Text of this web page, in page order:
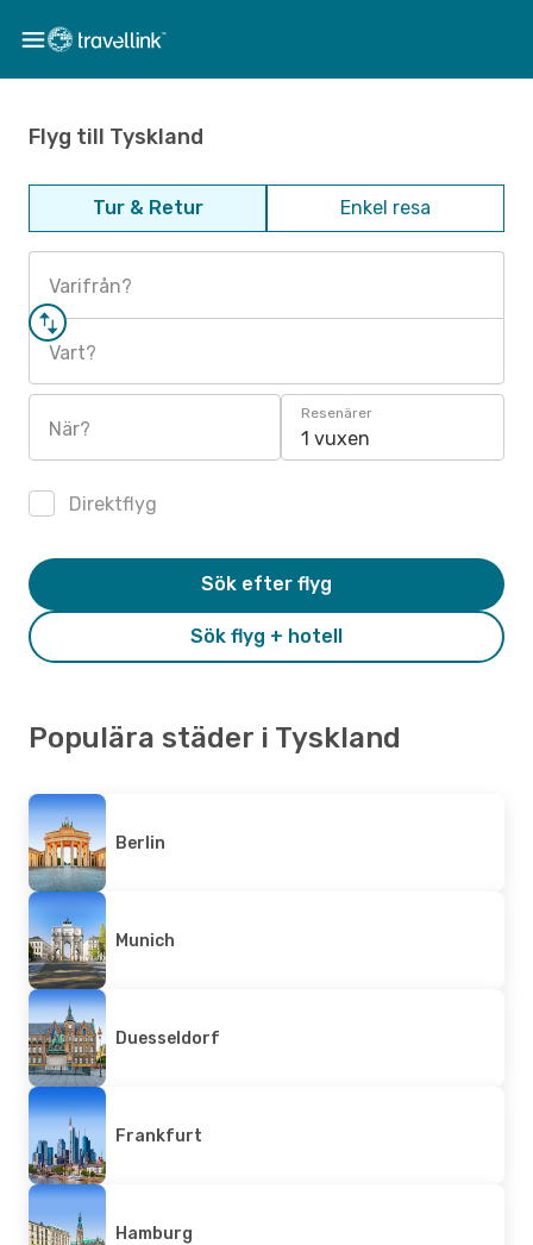
Flyg till Tyskland
Tur & Retur Enkel resa
Varifrån?
Vart?
När?
Resenärer
1 vuxen
Direktflyg
Sök flyg + hotell
Sök efter flyg
Populära städer i Tyskland
Berlin
Munich
Duesseldorf
Frankfurt
Hamburg